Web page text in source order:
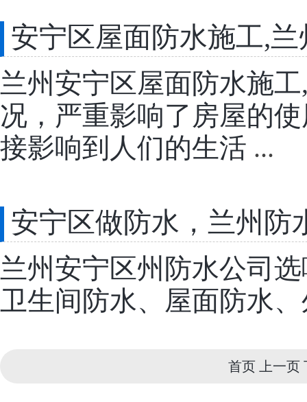
安宁区屋面防水施工,
兰州安宁区屋面防水施
况，严重影响了房屋的
接影响到人们的生活 ...
安宁区做防水，兰州防
兰州安宁区州防水公司
卫生间防水、屋面防水
首页 上一页